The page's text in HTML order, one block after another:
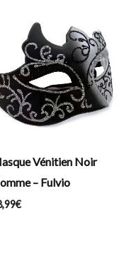
Vénitien Noir
– Fulvio
€